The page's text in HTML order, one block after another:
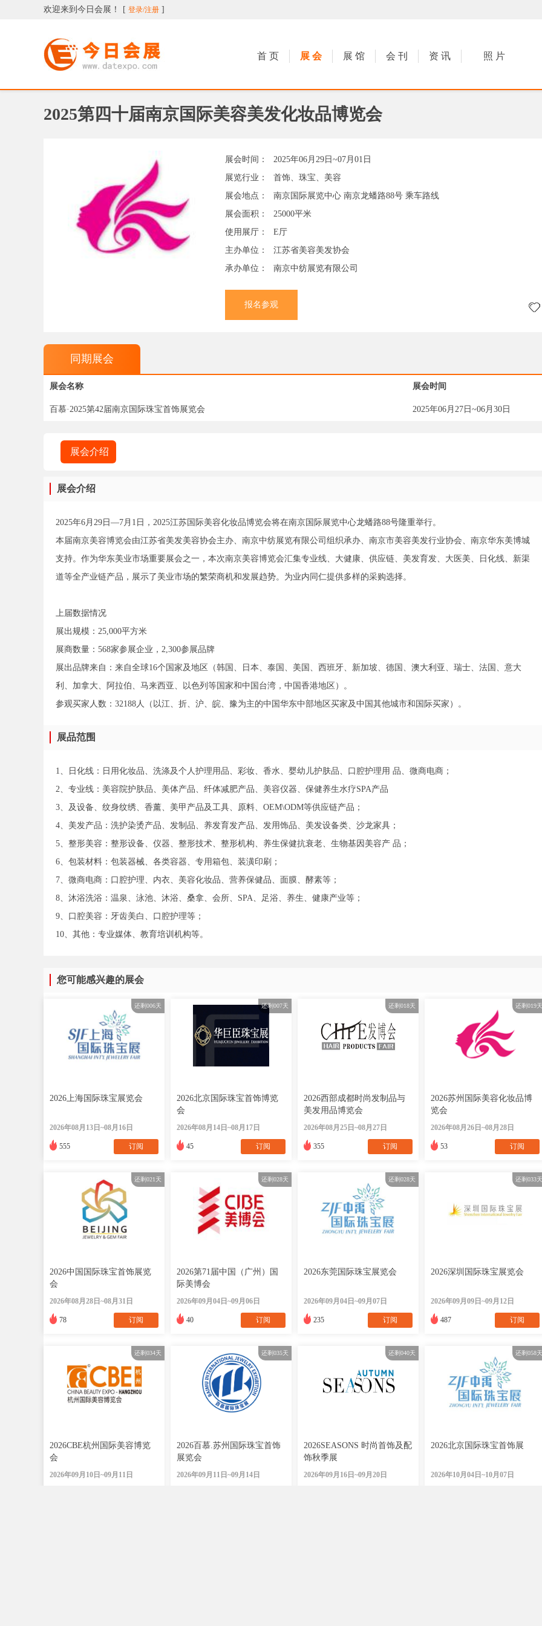
欢迎来到今日会展！ [ 登录/注册 ]
今日会展
首 页 展 会 展 馆 会 刊 资 讯 照 片
2025第四十届南京国际美容美发化妆品博览会
展会时间：
2025年06月29日~07月01日
展览行业：
首饰、珠宝、美容
展会地点：
南京国际展览中心 南京龙蟠路88号 乘车路线
展会面积：
25000平米
使用展厅：
E厅
主办单位：
江苏省美容美发协会
承办单位：
南京中纺展览有限公司
报名参观
同期展会
展会名称 展会时间
百慕·2025第42届南京国际珠宝首饰展览会 2025年06月27日~06月30日
展会介绍
展会介绍
2025年6月29日—7月1日，2025江苏国际美容化妆品博览会将在南京国际展览中心龙蟠路88号隆重举行。
本届南京美容博览会由江苏省美发美容协会主办、南京中纺展览有限公司组织承办、南京市美容美发行业协会、南京华东美博城
支持。作为华东美业市场重要展会之一，本次南京美容博览会汇集专业线、大健康、供应链、美发育发、大医美、日化线、新渠
道等全产业链产品，展示了美业市场的繁荣商机和发展趋势。为业内同仁提供多样的采购选择。
上届数据情况
展出规模：25,000平方米
展商数量：568家参展企业，2,300参展品牌
展出品牌来自：来自全球16个国家及地区（韩国、日本、泰国、美国、西班牙、新加坡、德国、澳大利亚、瑞士、法国、意大
利、加拿大、阿拉伯、马来西亚、以色列等国家和中国台湾，中国香港地区）。
参观买家人数：32188人（以江、折、沪、皖、豫为主的中国华东中部地区买家及中国其他城市和国际买家）。
展品范围
1、日化线：日用化妆品、洗涤及个人护理用品、彩妆、香水、婴幼儿护肤品、口腔护理用 品、微商电商；
2、专业线：美容院护肤品、美体产品、纤体减肥产品、美容仪器、保健养生水疗SPA产品
3、及设备、纹身纹绣、香薰、美甲产品及工具、原料、OEM\ODM等供应链产品；
4、美发产品：洗护染烫产品、发制品、养发育发产品、发用饰品、美发设备类、沙龙家具；
5、整形美容：整形设备、仪器、整形技术、整形机构、养生保健抗衰老、生物基因美容产 品；
6、包装材料：包装器械、各类容器、专用箱包、装潢印刷；
7、微商电商：口腔护理、内衣、美容化妆品、营养保健品、面膜、酵素等；
8、沐浴洗浴：温泉、泳池、沐浴、桑拿、会所、SPA、足浴、养生、健康产业等；
9、口腔美容：牙齿美白、口腔护理等；
10、其他：专业媒体、教育培训机构等。
您可能感兴趣的展会
还剩006天
2026上海国际珠宝展览会
2026年08月13日~08月16日
555 订阅
还剩007天
2026北京国际珠宝首饰博览
会
2026年08月14日~08月17日
45 订阅
还剩018天
2026西部成都时尚发制品与
美发用品博览会
2026年08月25日~08月27日
355 订阅
还剩019天
2026苏州国际美容化妆品博
览会
2026年08月26日~08月28日
53 订阅
还剩021 天
2026中国国际珠宝首饰展览
会
2026年08月28日~08月31日
78 订阅
还剩028天
2026第71届中国（广州）国
际美博会
2026年09月04日~09月06日
40 订阅
还剩028天
2026东莞国际珠宝展览会
2026年09月04日~09月07日
235 订阅
还剩033天
2026深圳国际珠宝展览会
2026年09月09日~09月12日
487 订阅
还剩034天
2026CBE杭州国际美容博览
会
2026年09月10日~09月11日
还剩035天
2026百慕.苏州国际珠宝首饰
展览会
2026年09月11日~09月14日
还剩040天
2026SEASONS 时尚首饰及配
饰秋季展
2026年09月16日~09月20日
还剩058天
2026北京国际珠宝首饰展
2026年10月04日~10月07日